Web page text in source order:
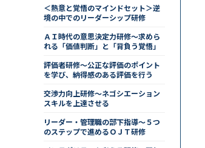
＜熱意と覚悟のマインドセット＞逆
境の中でのリーダーシップ研修
ＡＩ時代の意思決定力研修～求めら
れる「価値判断」と「背負う覚悟」
評価者研修～公正な評価のポイント
を学び、納得感のある評価を行う
交渉力向上研修～ネゴシエーション
スキルを上達させる
リーダー・管理職の部下指導～５つ
のステップで進めるＯＪＴ研修